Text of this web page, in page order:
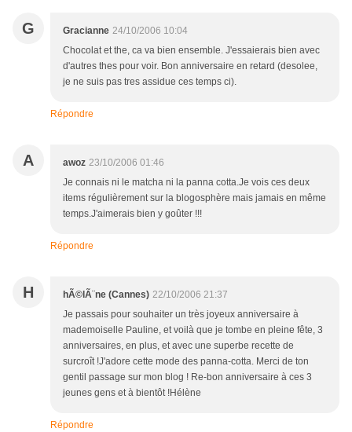
G Gracianne 24/10/2006 10:04
Chocolat et the, ca va bien ensemble. J'essaierais bien avec
d'autres thes pour voir. Bon anniversaire en retard (desolee,
je ne suis pas tres assidue ces temps ci).
Répondre
A awoz 23/10/2006 01:46
Je connais ni le matcha ni la panna cotta.Je vois ces deux
items régulièrement sur la blogosphère mais jamais en même
temps.J'aimerais bien y goûter !!!
Répondre
H hÃ©lÃ¨ne (Cannes) 22/10/2006 21:37
Je passais pour souhaiter un très joyeux anniversaire à
mademoiselle Pauline, et voilà que je tombe en pleine fête, 3
anniversaires, en plus, et avec une superbe recette de
surcroît !J'adore cette mode des panna-cotta. Merci de ton
gentil passage sur mon blog ! Re-bon anniversaire à ces 3
jeunes gens et à bientôt !Hélène
Répondre